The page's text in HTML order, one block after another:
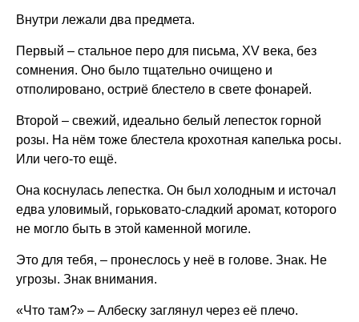
Внутри лежали два предмета.
Первый – стальное перо для письма, XV века, без
сомнения. Оно было тщательно очищено и
отполировано, остриё блестело в свете фонарей.
Второй – свежий, идеально белый лепесток горной
розы. На нём тоже блестела крохотная капелька росы.
Или чего-то ещё.
Она коснулась лепестка. Он был холодным и источал
едва уловимый, горьковато-сладкий аромат, которого
не могло быть в этой каменной могиле.
Это для тебя, – пронеслось у неё в голове. Знак. Не
угрозы. Знак внимания.
«Что там?» – Албеску заглянул через её плечо.